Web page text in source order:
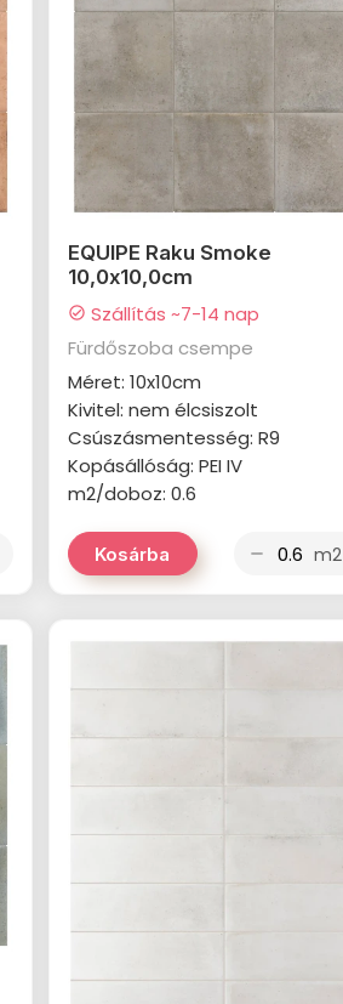
EQUIPE Raku Smoke
10,0x10,0cm
check_circle Szállítás ~7-14 nap
Fürdőszoba csempe
Méret: 10x10cm
Kivitel: nem élcsiszolt
Csúszásmentesség: R9
Kopásállóság: PEI IV
m2/doboz: 0.6
Kosárba remove m2